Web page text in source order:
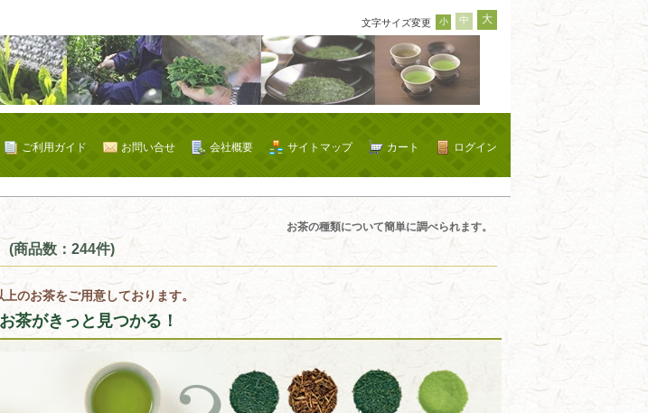
文字サイズ変更 小 中 大
ログイン
カート
サイトマップ
会社概要
お問い合せ
ご利用ガイド
お茶の種類について簡単に調べられます。
(商品数：244件)
のお茶をご用意しております。
茶がきっと見つかる！